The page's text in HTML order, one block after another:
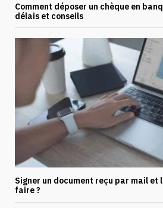
Comment déposer un chèque en
délais et conseils
Signer un document reçu par mail et
faire ?